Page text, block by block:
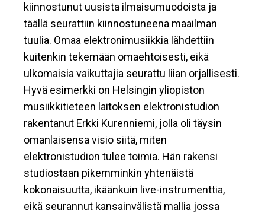
kiinnostunut uusista ilmaisumuodoista ja
täällä seurattiin kiinnostuneena maailman
tuulia. Omaa elektronimusiikkia lähdettiin
kuitenkin tekemään omaehtoisesti, eikä
ulkomaisia vaikuttajia seurattu liian orjallisesti.
Hyvä esimerkki on Helsingin yliopiston
musiikkitieteen laitoksen elektronistudion
rakentanut Erkki Kurenniemi, jolla oli täysin
omanlaisensa visio siitä, miten
elektronistudion tulee toimia. Hän rakensi
studiostaan pikemminkin yhtenäistä
kokonaisuutta, ikäänkuin live-instrumenttia,
eikä seurannut kansainvälistä mallia jossa